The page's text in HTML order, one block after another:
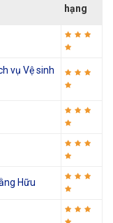
hạng
vụ Vệ sinh
Hữu